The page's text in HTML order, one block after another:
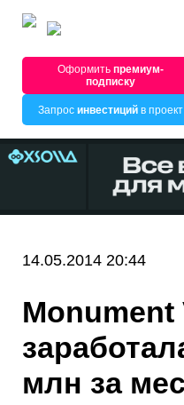
Оформитьпремиум-
подписку
Запрос инвестицийв проект
14.05.2014 20:44
Monument
млн за